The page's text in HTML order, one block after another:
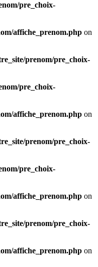
pre_choix-
affiche_prenom.php on
prenom/pre_choix-
pre_choix-
affiche_prenom.php on
prenom/pre_choix-
pre_choix-
affiche_prenom.php on
prenom/pre_choix-
affiche_prenom.php on